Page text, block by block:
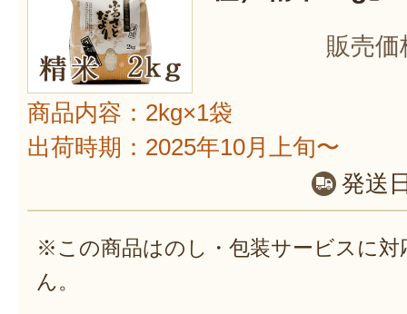
販売価
商品内容：2kg×1袋
出荷時期：2025年10月上旬〜
発送
※この商品はのし・包装サービスに対
ん。